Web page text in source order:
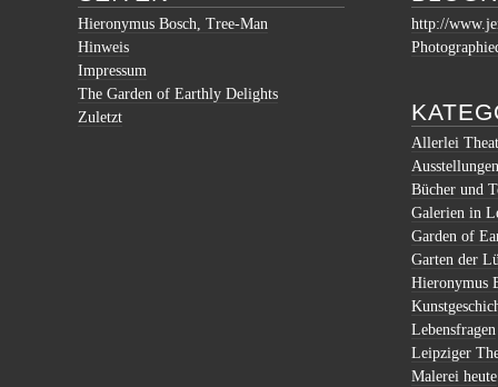
Hieronymus Bosch, Tree-Man
Hinweis
Impressum
The Garden of Earthly Delights
Zuletzt
http://
Allerlei
Ausstellungen
Bücher und
Galerien in
Garden of
Garten der
Hieronymus
Lebensfragen
Leipziger
Malerei heute